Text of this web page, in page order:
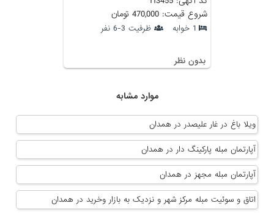
شروع قیمت: 470,000 تومان
1 خوابه ظرفیت 3-6 نفر
بدون نظر
موارد مشابه
ویلا باغ در غار علیصدر در همدان
آپارتمان مبله پارکینگ دار در همدان
آپارتمان مبله مجهز در همدان
اتاق و سوئیت مبله مرکز شهر و نزدیک به بازار وخرید در همدان